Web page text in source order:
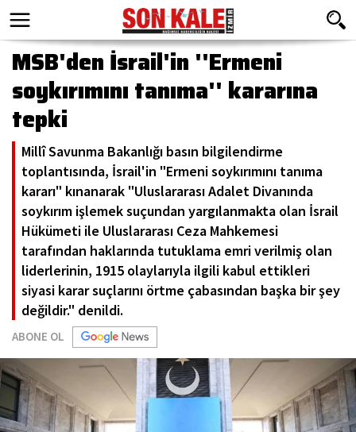
MSB'den İsrail'in ''Ermeni
soykırımını tanıma'' kararına
tepki
Millî Savunma Bakanlığı basın bilgilendirme
toplantısında, İsrail'in "Ermeni soykırımını tanıma
kararı" kınanarak "Uluslararası Adalet Divanında
soykırım işlemek suçundan yargılanmakta olan İsrail
Hükümeti ile Uluslararası Ceza Mahkemesi
tarafından haklarında tutuklama emri verilmiş olan
liderlerinin, 1915 olaylarıyla ilgili kabul ettikleri
siyasi karar suçlarını örtme çabasından başka bir şey
değildir." denildi.
ABONE OL